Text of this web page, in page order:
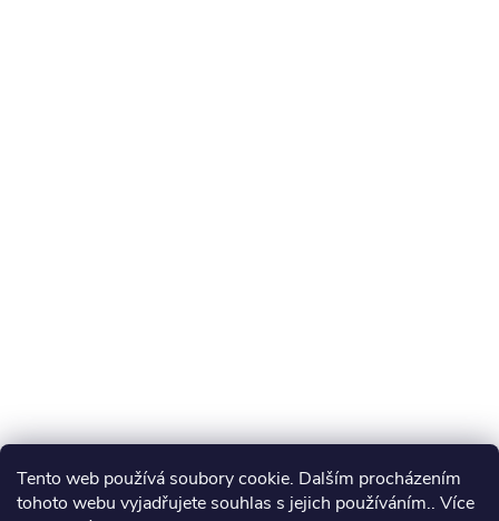
Tento web používá soubory cookie. Dalším procházením
tohoto webu vyjadřujete souhlas s jejich používáním.. Více